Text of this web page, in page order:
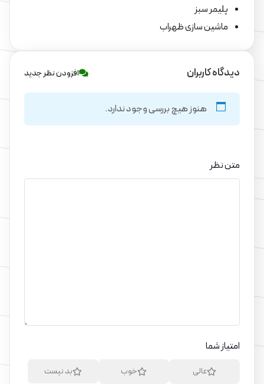
پلیمر سبز
ماشین سازی ظهراب
دیدگاه کاربران افزودن نظر جدید
هنوز هیچ بررسی وجود ندارد.
متن نظر
امتیاز شما
عالی خوب بد نیست